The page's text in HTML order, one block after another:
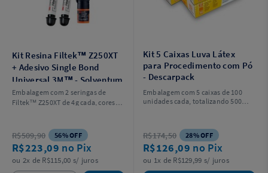
Kit Resina Filtek™ Z250XT
+ Adesivo Single Bond
Universal 3M™ - Solventum
Embalagem com 2 seringas de
Filtek™ Z250XT de 4g cada, cores
R$509,90 56% OFF
R$223,09 no Pix
ou 2x de R$115,00 s/ juros
Kit 5 Caixas Luva Látex
para Procedimento com Pó
- Descarpack
Embalagem com 5 caixas de 100
unidades cada, totalizando 500
R$174,50 28% OFF
R$126,09 no Pix
ou 1x de R$129,99 s/ juros